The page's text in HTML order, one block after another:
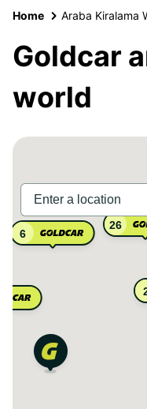
Home Araba Kiralama
Goldcar
world
26
6